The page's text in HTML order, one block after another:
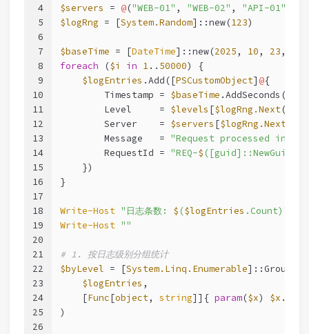
4
5
6
7
8
9
10
11
12
13
14
15
16
17
18
19
20
21
22
23
24
25
26
$servers = @("WEB-01" , "WEB-02" , "API-01"
$logRng = [System.Random]::new(123)
$baseTime = [DateTime]::new(2025, 10, 23,
foreach ($i in 1.. 50000) {
$logEntries .Add([PSCustomObject] @{
        Timestamp =
$baseTime .AddSeconds(
        Level     =
$levels [$logRng .Next(
        Server    =
$servers [$logRng .Next
        Message   =
"Request processed in
        RequestId =
"REQ-$
    })
}
Write-Host "日志条数: $ ($logEntries .Count)"
Write-Host ""
# 1. 按日志级别分组统计
$byLevel = [System.Linq.Enumerable]::GroupBy(
$logEntries ,
    [
Func[object, string]]{ param($x) $x
)